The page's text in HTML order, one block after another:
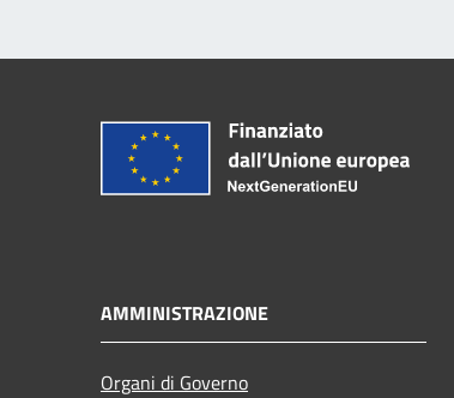
AMMINISTRAZIONE
Organi di Governo